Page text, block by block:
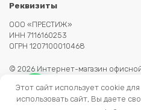
Реквизиты
ООО «ПРЕСТИЖ»
ИНН 7116160253
ОГРН 1207100010468
© 2026 Интернет-магазин
сайте не является публичной
Этот сайт использует cookie
использовать сайт, Вы даете